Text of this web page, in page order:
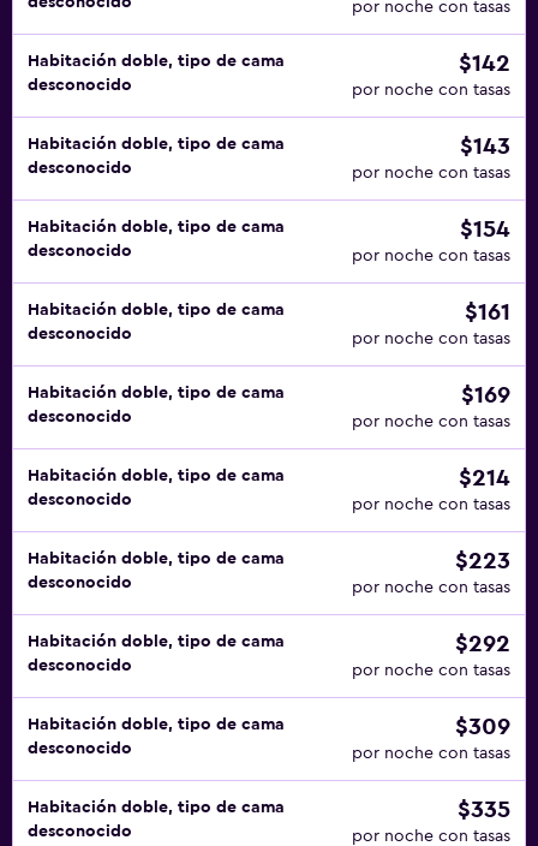
por noche con tasas
Habitación doble, tipo de cama
desconocido
$142
por noche con tasas
Habitación doble, tipo de cama
desconocido
$143
por noche con tasas
Habitación doble, tipo de cama
desconocido
$154
por noche con tasas
Habitación doble, tipo de cama
desconocido
$161
por noche con tasas
Habitación doble, tipo de cama
desconocido
$169
por noche con tasas
Habitación doble, tipo de cama
desconocido
$214
por noche con tasas
Habitación doble, tipo de cama
desconocido
$223
por noche con tasas
Habitación doble, tipo de cama
desconocido
$292
por noche con tasas
Habitación doble, tipo de cama
desconocido
$309
por noche con tasas
Habitación doble, tipo de cama
desconocido
$335
por noche con tasas